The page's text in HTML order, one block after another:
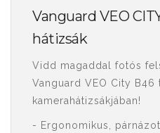
Vanguard VEO
hátizsák
Vidd magaddal fotós
Vanguard VEO City B46
kamerahátizsákjában!
- Ergonomikus,